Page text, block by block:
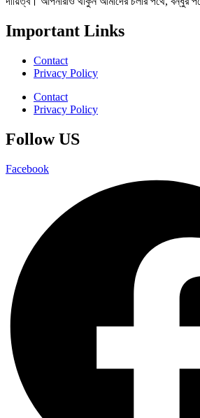
Important Links
Contact
Privacy Policy
Contact
Privacy Policy
Follow US
Facebook